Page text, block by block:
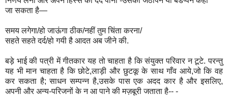
जा सकता है—
समय लगेगा/हो जाऊंगा ठीक/नहीं तुम चिंता करना/
सहते सहते दर्द/हो गयी है आदत अब जीने की.
बड़े भाई की पत्री में गीतकार यह तो चाहता है कि संयुक्त परिवार न टूटे. परन्तु
यह भी मान चाहता है कि छोटे,लाड़ी और छुटकू के साथ गाँव आये,जो कि वह
कर सकता है; साधन सम्पन्न है,उसके पास एक अदद कार है और इसलिए,
अपनी और अन्य-परिजनों के न आ पाने की मज़बूरी जताता है-- -